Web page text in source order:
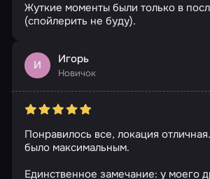
Жуткие моменты были только в
(спойлерить не буду).
И Игорь
Новичок
Понравилось все, локация
было максимальным.
Единственное замечание: у моего